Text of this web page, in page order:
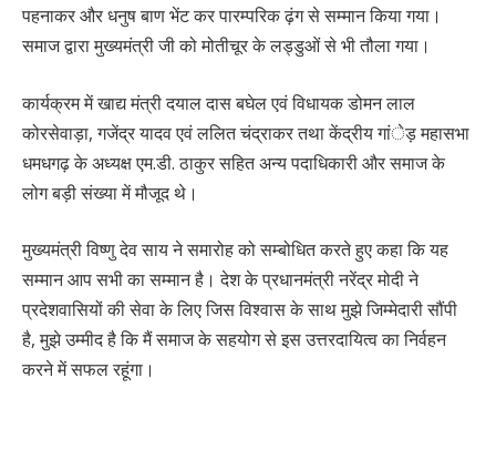
पहनाकर और धनुष बाण भेंट कर पारम्परिक ढ़ंग से सम्मान किया गया।
समाज द्वारा मुख्यमंत्री जी को मोतीचूर के लड्डुओं से भी तौला गया।
कार्यक्रम में खाद्य मंत्री दयाल दास बघेल एवं विधायक डोमन लाल
कोरसेवाड़ा, गजेंद्र यादव एवं ललित चंद्राकर तथा केंद्रीय गांेड़ महासभा
धमधगढ़ के अध्यक्ष एम.डी. ठाकुर सहित अन्य पदाधिकारी और समाज के
लोग बड़ी संख्या में मौजूद थे।
मुख्यमंत्री विष्णु देव साय ने समारोह को सम्बोधित करते हुए कहा कि यह
सम्मान आप सभी का सम्मान है। देश के प्रधानमंत्री नरेंद्र मोदी ने
प्रदेशवासियों की सेवा के लिए जिस विश्वास के साथ मुझे जिम्मेदारी सौंपी
है, मुझे उम्मीद है कि मैं समाज के सहयोग से इस उत्तरदायित्व का निर्वहन
करने में सफल रहूंगा।